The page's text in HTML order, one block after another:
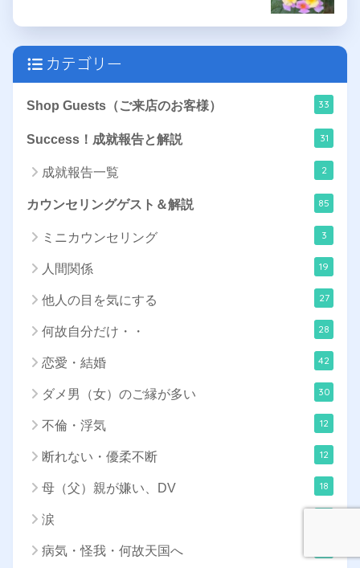
カテゴリー
Shop Guests（ご来店のお客様） 33
Success！成就報告と解説 31
成就報告一覧 2
カウンセリングゲスト＆解説 85
ミニカウンセリング 3
人間関係 19
他人の目を気にする 27
何故自分だけ・・ 28
恋愛・結婚 42
ダメ男（女）のご縁が多い 30
不倫・浮気 12
断れない・優柔不断 12
母（父）親が嫌い、DV 18
涙
病気・怪我・何故天国へ